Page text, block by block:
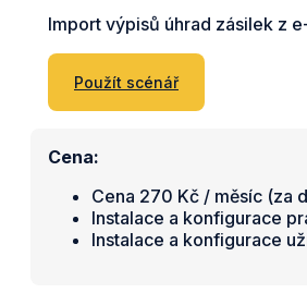
Import výpisů úhrad zásilek z
Použít scénář
Cena:
Cena 270 Kč / měsíc (za
Instalace a konfigurace
Instalace a konfigurace